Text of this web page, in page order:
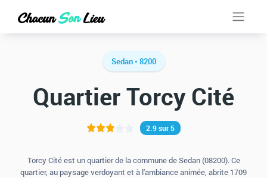
Sedan • 8200
Quartier Torcy Cité
2.9 sur 5
Torcy Cité est un quartier de la commune de Sedan (08200). Ce
quartier, au paysage verdoyant et à l'ambiance animée, abrite 1709